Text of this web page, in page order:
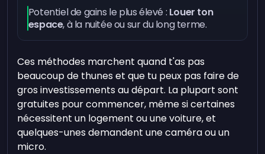
Potentiel de gains le plus élevé : Louer ton
espace, à la nuitée ou sur du long terme.
Ces méthodes marchent quand t'as pas
beaucoup de thunes et que tu peux pas faire de
gros investissements au départ. La plupart sont
gratuites pour commencer, même si certaines
nécessitent un logement ou une voiture, et
quelques-unes demandent une caméra ou un
micro.